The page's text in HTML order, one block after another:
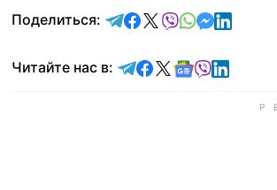
Поделиться: отправить в Telegram
поделиться в
поделиться в X
отправить в
отправить
Читайте нас в: Читайте в Telegram
Читайте в
Читайте в X
Читайте в
Читайте